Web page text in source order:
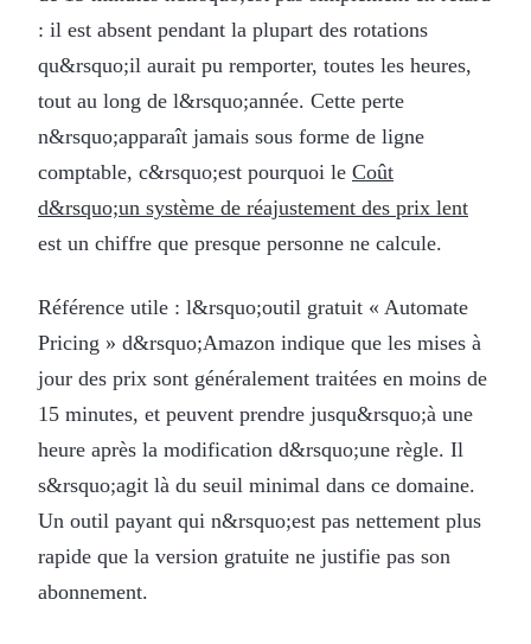
: il est absent pendant la plupart des rotations
qu&rsquo;il aurait pu remporter, toutes les heures,
tout au long de l&rsquo;année. Cette perte
n&rsquo;apparaît jamais sous forme de ligne
comptable, c&rsquo;est pourquoi le Coût
d&rsquo;un système de réajustement des prix lent
est un chiffre que presque personne ne calcule.
Référence utile : l&rsquo;outil gratuit « Automate
Pricing » d&rsquo;Amazon indique que les mises à
jour des prix sont généralement traitées en moins de
15 minutes, et peuvent prendre jusqu&rsquo;à une
heure après la modification d&rsquo;une règle. Il
s&rsquo;agit là du seuil minimal dans ce domaine.
Un outil payant qui n&rsquo;est pas nettement plus
rapide que la version gratuite ne justifie pas son
abonnement.